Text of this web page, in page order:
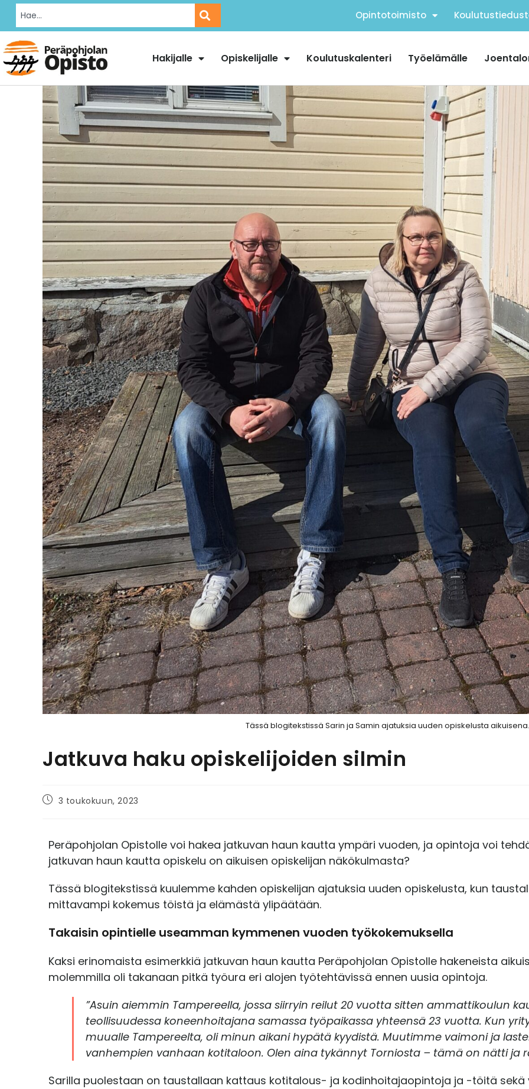
Opintotoimisto
Hakijalle Opiskelijalle Koulutuskalenteri Työelämälle
Tässä blogitekstissä Sarin ja Samin ajatuksia uuden opiskelusta aikuisena.
Jatkuva haku opiskelijoiden silmin
3 toukokuun, 2023
Peräpohjolan Opistolle voi hakea jatkuvan haun kautta ympäri vuoden, ja opintoja voi
jatkuvan haun kautta opiskelu on aikuisen opiskelijan näkökulmasta?
Tässä blogitekstissä kuulemme kahden opiskelijan ajatuksia uuden opiskelusta, kun
mittavampi kokemus töistä ja elämästä ylipäätään.
Takaisin opintielle useamman kymmenen vuoden työkokemuksella
Kaksi erinomaista esimerkkiä jatkuvan haun kautta Peräpohjolan Opistolle hakeneista
molemmilla oli takanaan pitkä työura eri alojen työtehtävissä ennen uusia opintoja.
”Asuin aiemmin Tampereella, jossa siirryin reilut 20 vuotta sitten ammattikoulun
teollisuudessa koneenhoitajana samassa työpaikassa yhteensä 23 vuotta. Kun
muualle Tampereelta, oli minun aikani hypätä kyydistä. Muutimme vaimoni ja
vanhempien vanhaan kotitaloon. Olen aina tykännyt Torniosta – tämä on nätti ja
Sarilla puolestaan on taustallaan kattaus kotitalous- ja kodinhoitajaopintoja ja -töitä